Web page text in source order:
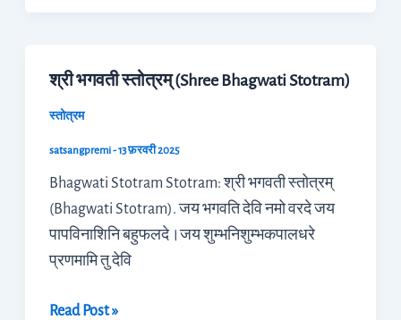
श्री भगवती स्तोत्रम् (Shree Bhagwati Stotram)
स्तोत्रम
satsangpremi-13 फ़रवरी 2025
Bhagwati Stotram Stotram: श्री भगवती स्तोत्रम्
(Bhagwati Stotram). जय भगवति देवि नमो वरदे जय
पापविनाशिनि बहुफलदे।जय शुम्भनिशुम्भकपालधरे
प्रणमामि तु देवि
श्री
भगवती
(Shree
Bhagwati
Stotram)
Read Post »